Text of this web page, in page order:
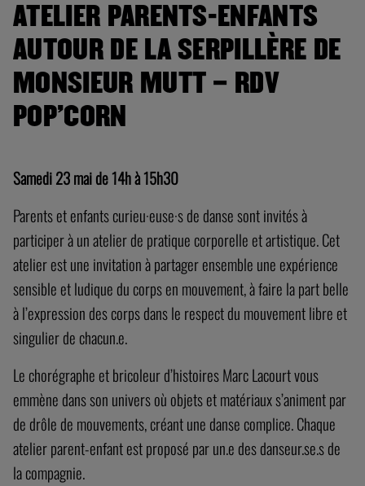
ATELIER PARENTS-ENFANTS
AUTOUR DE LA SERPILLÈRE DE
MONSIEUR MUTT – RDV
POP’CORN
Samedi 23 mai de 14h à 15h30
Parents et enfants curieu·euse·s de danse sont invités à
participer à un atelier de pratique corporelle et artistique. Cet
atelier est une invitation à partager ensemble une expérience
sensible et ludique du corps en mouvement, à faire la part belle
à l’expression des corps dans le respect du mouvement libre et
singulier de chacun.e.
Le chorégraphe et bricoleur d’histoires Marc Lacourt vous
emmène dans son univers où objets et matériaux s’animent par
de drôle de mouvements, créant une danse complice. Chaque
atelier parent-enfant est proposé par un.e des danseur.se.s de
la compagnie.